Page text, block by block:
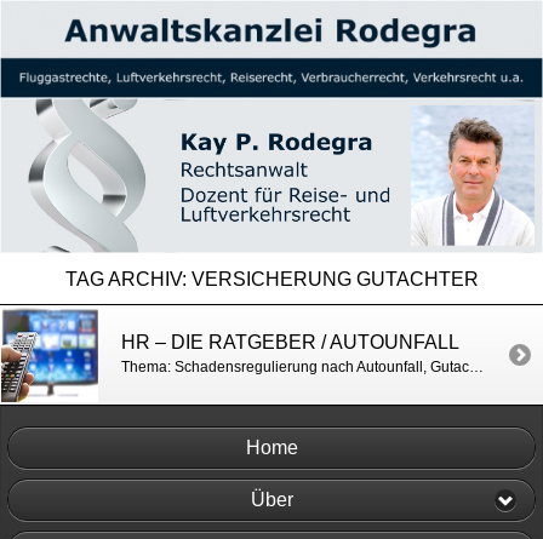
TAG ARCHIV: VERSICHERUNG GUTACHTER
HR – DIE RATGEBER / AUTOUNFALL
Thema: Schadensregulierung nach Autounfall, Gutachter, Gutachterkosten u.a. Die Ratgeber : Die Ratgeber vom 10.12.2025 – hier anschauen
Home
Über